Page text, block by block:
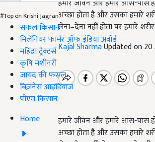
#Top on Krishi Jagran
सफल किसान
मिलेनियर फार्मर ऑफ इंडिया अवॉर्ड
महिंद्रा ट्रैक्टर्स
कृषि मशीनरी
जायद की फसल
बिज़नेस आइडियाज
पीएम किसान
Home
हमारे जीवन और हमारे आस-पास
अच्छा होता है और उसका हमारे
लेना–देना नहीं होता पर हमारे
Kajal SharmaUpdated on
हमारे जीवन और हमारे आस-पास
अच्छा होता है और उसका हमारे